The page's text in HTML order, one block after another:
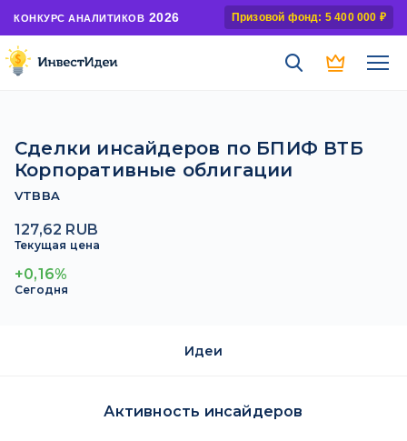
КОНКУРС АНАЛИТИКОВ 2026 Призовой фонд: 5 400 000 ₽
Сделки инсайдеров по БПИФ ВТБ
Корпоративные облигации
VTBBA
127,62 RUB
Текущая цена
+0,16%
Сегодня
Идеи
Активность инсайдеров